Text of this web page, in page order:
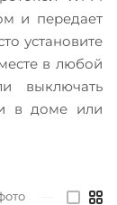
и передает
установите
в любой
выключать
в доме или